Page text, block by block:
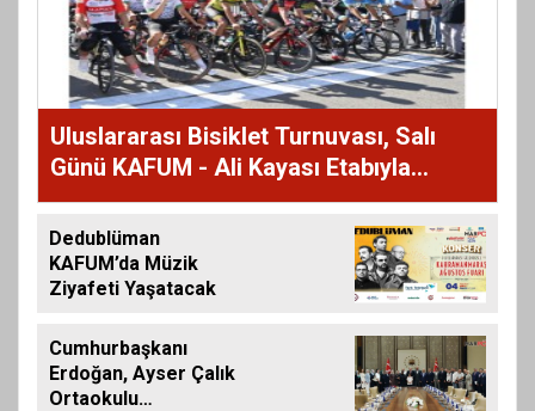
Uluslararası Bisiklet Turnuvası, Salı
Günü KAFUM - Ali Kayası Etabıyla
Başlıyor
Dedublüman
KAFUM’da Müzik
Ziyafeti Yaşatacak
Cumhurbaşkanı
Erdoğan, Ayser Çalık
Ortaokulu